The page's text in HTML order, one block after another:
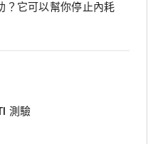
？它可以幫你停止內耗
測驗